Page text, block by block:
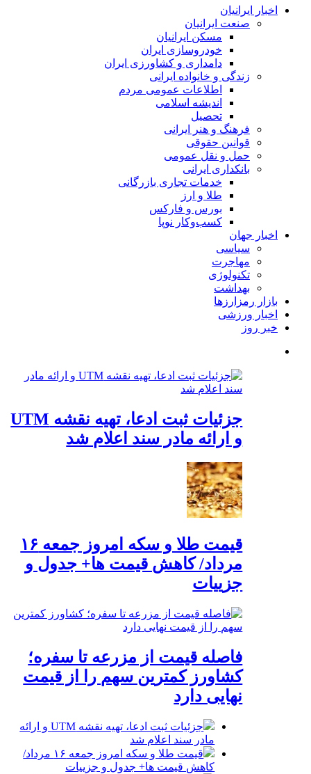
اخبار ایرانیان
صنعت ایرانیان
مسکن ایرانیان
خودروسازی ایران
دامداری و کشاورزی ایران
زندگی و خانواده ایرانی
اطلاعات عمومی مردم
اندیشه اسلامی
تحصیل
فرهنگ و هنر ایرانی
قوانین حقوقی
حمل و نقل عمومی
بانکداری ایرانی
خدمات تجاری بازرگانی
طلا و ارز
بورس و فارکس
کسب‌وکار نوپا
اخبار جهان
سیاسی
مهاجرت
تکنولوژی
بهداشت
بازار رمزارزها
اخبار ورزشی
خبر روز
جزئیات ثبت ادعا، تهیه نقشه UTM
و ارائه مادر سند اعلام شد
قیمت طلا و سکه امروز جمعه ۱۶
مرداد/ کاهش قیمت ها+ جدول و
جزییات
فاصله قیمت از مزرعه تا سفره؛
کشاورز کمترین سهم را از قیمت
نهایی دارد
جزئیات ثبت ادعا، تهیه نقشه UTM و ارائه
مادر سند اعلام شد
قیمت طلا و سکه امروز جمعه ۱۶ مرداد/
کاهش قیمت ها+ جدول و جزییات